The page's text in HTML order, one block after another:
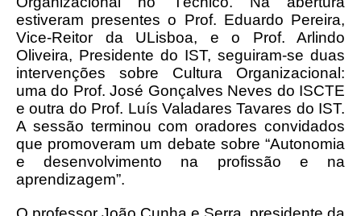
estiveram presentes o Prof. Eduardo Pereira,
Vice-Reitor da ULisboa, e o Prof. Arlindo
Oliveira, Presidente do IST, seguiram-se duas
intervenções sobre Cultura Organizacional:
uma do Prof. José Gonçalves Neves do ISCTE
e outra do Prof. Luís Valadares Tavares do IST.
A sessão terminou com oradores convidados
que promoveram um debate sobre “Autonomia
e desenvolvimento na profissão e na
aprendizagem”.